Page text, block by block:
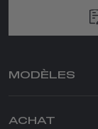
MODÈLES
JUNIOR IBRIDA
ACHAT